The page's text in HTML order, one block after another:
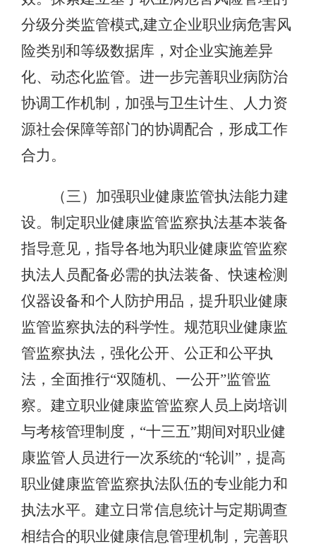
分级分类监管模式,建立企业职业病危害风
险类别和等级数据库，对企业实施差异
化、动态化监管。进一步完善职业病防治
协调工作机制，加强与卫生计生、人力资
源社会保障等部门的协调配合，形成工作
合力。
（三）加强职业健康监管执法能力建
设。制定职业健康监管监察执法基本装备
指导意见，指导各地为职业健康监管监察
执法人员配备必需的执法装备、快速检测
仪器设备和个人防护用品，提升职业健康
监管监察执法的科学性。规范职业健康监
管监察执法，强化公开、公正和公平执
法，全面推行“双随机、一公开”监管监
察。建立职业健康监管监察人员上岗培训
与考核管理制度，“十三五”期间对职业健
康监管人员进行一次系统的“轮训”，提高
职业健康监管监察执法队伍的专业能力和
执法水平。建立日常信息统计与定期调查
相结合的职业健康信息管理机制，完善职